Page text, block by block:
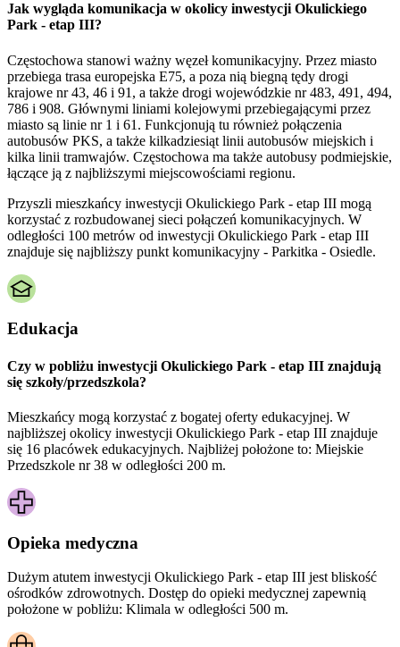
Jak wygląda komunikacja w okolicy inwestycji Okulickiego
Park - etap III?
Częstochowa stanowi ważny węzeł komunikacyjny. Przez miasto
przebiega trasa europejska E75, a poza nią biegną tędy drogi
krajowe nr 43, 46 i 91, a także drogi wojewódzkie nr 483, 491, 494,
786 i 908. Głównymi liniami kolejowymi przebiegającymi przez
miasto są linie nr 1 i 61. Funkcjonują tu również połączenia
autobusów PKS, a także kilkadziesiąt linii autobusów miejskich i
kilka linii tramwajów. Częstochowa ma także autobusy podmiejskie,
łączące ją z najbliższymi miejscowościami regionu.
Przyszli mieszkańcy inwestycji Okulickiego Park - etap III mogą
korzystać z rozbudowanej sieci połączeń komunikacyjnych. W
odległości 100 metrów od inwestycji Okulickiego Park - etap III
znajduje się najbliższy punkt komunikacyjny - Parkitka - Osiedle.
Edukacja
Czy w pobliżu inwestycji Okulickiego Park - etap III znajdują
się szkoły/przedszkola?
Mieszkańcy mogą korzystać z bogatej oferty edukacyjnej. W
najbliższej okolicy inwestycji Okulickiego Park - etap III znajduje
się 16 placówek edukacyjnych. Najbliżej położone to: Miejskie
Przedszkole nr 38 w odległości 200 m.
Opieka medyczna
Dużym atutem inwestycji Okulickiego Park - etap III jest bliskość
ośrodków zdrowotnych. Dostęp do opieki medycznej zapewnią
położone w pobliżu: Klimala w odległości 500 m.